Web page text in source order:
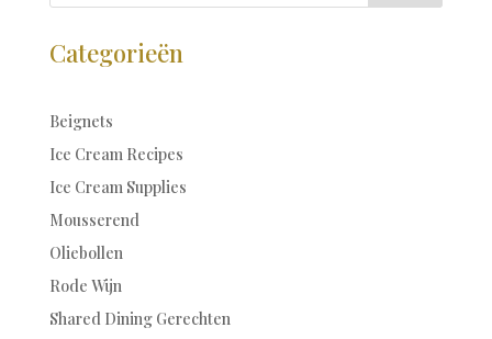
Categorieën
Beignets
Ice Cream Recipes
Ice Cream Supplies
Mousserend
Oliebollen
Rode Wijn
Shared Dining Gerechten